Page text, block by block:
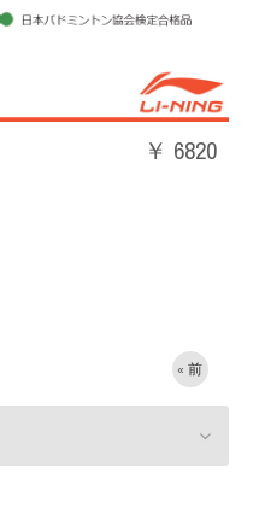
￥ 6820
« 前